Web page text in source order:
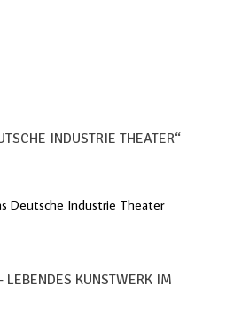
INDUSTRIE THEATER“
Deutsche Industrie Theater
KUNSTWERK IM